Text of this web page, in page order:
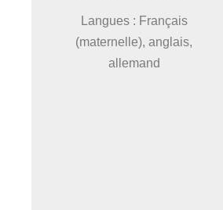
Langues : Français
(maternelle), anglais,
allemand